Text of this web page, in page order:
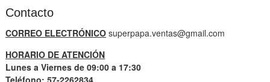
Contacto
CORREO ELECTRÓNICOsuperpapa.ventas@gmail.com
HORARIO DE ATENCIÓN
Lunes a Viernes de 09:00 a 17:30